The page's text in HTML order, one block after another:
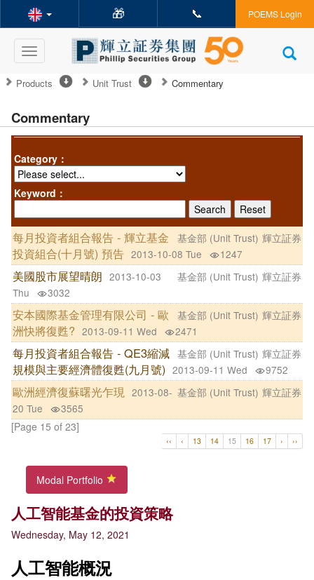
🎁 📞 POEMS Login
Toggle
navigation
Products Unit Trust Commentary
Commentary
Category：
Keyword：
基金部 (Unit Trust) 輝立証券
每月投資者組合報告 - 輝立基金
投資組合(十月號) 預告 2013-10-08 Tue
1247
基金部 (Unit Trust) 輝立証券
美國股市展望晴朗 2013-10-03
Thu
3032
基金部 (Unit Trust) 輝立証券
安本國際基金管理有限公司 - 歐
洲快將復甦? 2013-09-11 Wed
2471
基金部 (Unit Trust) 輝立証券
每月投資者組合報告 - QE3縮減
規模與主要經濟體復甦(九月號) 2013-09-11 Wed
9752
基金部 (Unit Trust) 輝立証券
歐洲經濟復蘇曙光乍現 2013-08-
20 Tue
3565
‹‹ ‹ 13 14 15 16 17 › ››
[Page 15 of 23]
Modal Portfolio
人工智能基金的投資策略
Wednesday, May 12, 2021
人工智能概況